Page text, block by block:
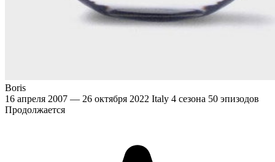
Boris
16 апреля 2007 — 26 октября 2022 Italy 4 сезона 50 эпизодов
Продолжается